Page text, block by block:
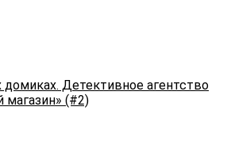
Детективное агентство
магазин» (#2)